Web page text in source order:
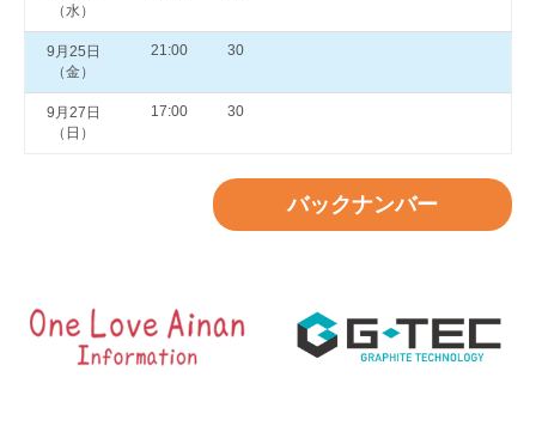
（水）
9月25日
（金）
21:00 30
9月27日
（日）
17:00 30
バックナンバー